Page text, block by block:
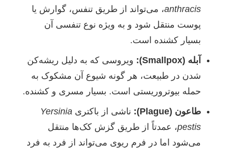
anthracis، می‌تواند از طریق تنفس، گوارش یا
پوست منتقل شود و به ویژه نوع تنفسی آن
بسیار کشنده است.
آبله (Smallpox):
ویروسی که به دلیل ریشه‌کن
شدن در طبیعت، هر گونه شیوع آن مشکوک به
حمله بیوتروریستی است. بسیار مسری و کشنده.
طاعون (Plague):
ناشی از باکتری Yersinia
pestis، عمدتاً از طریق گزش کک‌ها منتقل
می‌شود اما در فرم ریوی می‌تواند از فرد به فرد